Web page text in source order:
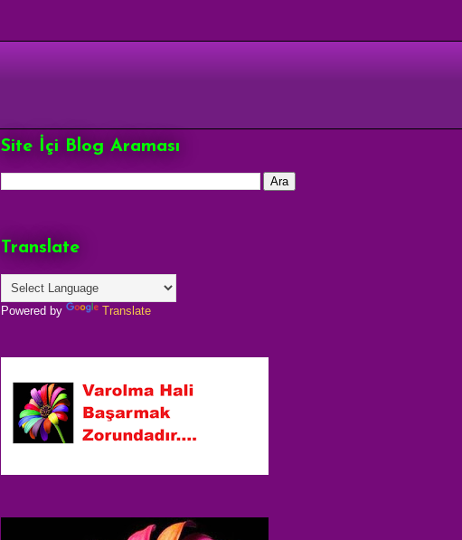
Site İçi Blog Araması
Translate
Powered by Translate